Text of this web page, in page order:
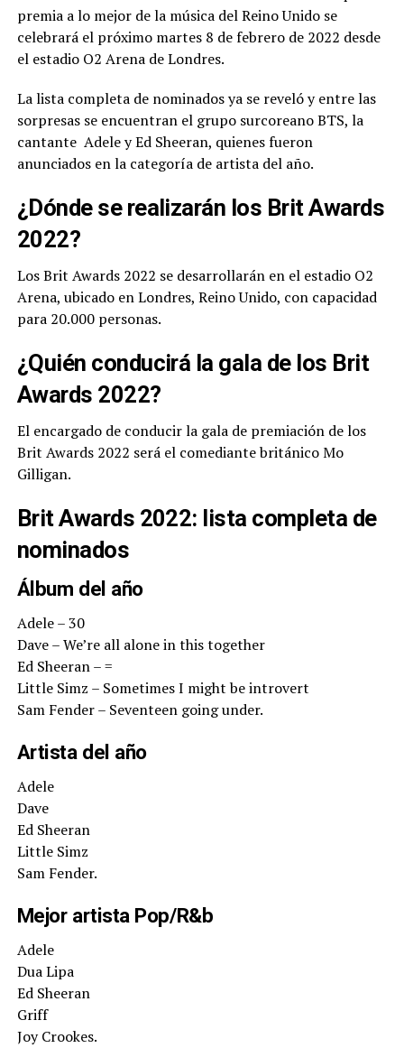
premia a lo mejor de la música del Reino Unido se
celebrará el próximo martes 8 de febrero de 2022 desde
el estadio O2 Arena de Londres.
La lista completa de nominados ya se reveló y entre las
sorpresas se encuentran el grupo surcoreano BTS, la
cantante Adele y Ed Sheeran, quienes fueron
anunciados en la categoría de artista del año.
¿Dónde se realizarán los Brit Awards
2022?
Los Brit Awards 2022 se desarrollarán en el estadio O2
Arena, ubicado en Londres, Reino Unido, con capacidad
para 20.000 personas.
¿Quién conducirá la gala de los Brit
Awards 2022?
El encargado de conducir la gala de premiación de los
Brit Awards 2022 será el comediante británico Mo
Gilligan.
Brit Awards 2022: lista completa de
nominados
Álbum del año
Adele – 30
Dave – We’re all alone in this together
Ed Sheeran – =
Little Simz – Sometimes I might be introvert
Sam Fender – Seventeen going under.
Artista del año
Adele
Dave
Ed Sheeran
Little Simz
Sam Fender.
Mejor artista Pop/R&b
Adele
Dua Lipa
Ed Sheeran
Griff
Joy Crookes.